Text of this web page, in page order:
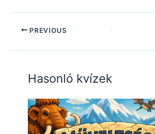
PREVIOUS
Hasonló kvízek